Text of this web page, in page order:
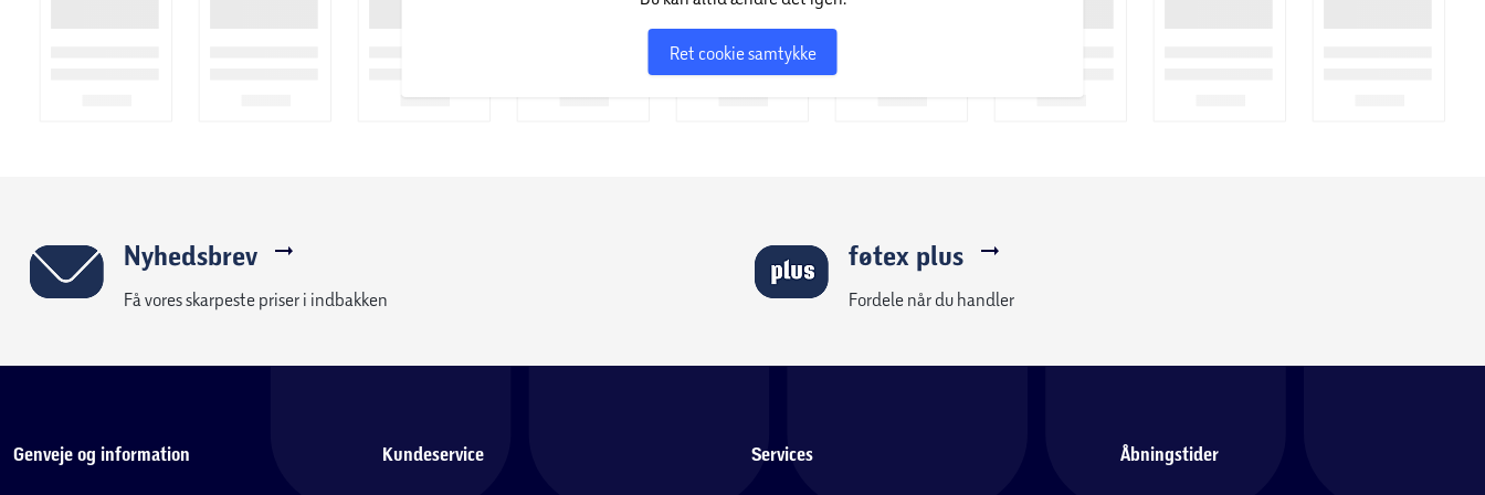
Ret cookie samtykke
Nyhedsbrev
Få vores skarpeste priser i indbakken
føtex plus
Fordele når du handler
Genveje og information Kundeservice Services Åbningstider